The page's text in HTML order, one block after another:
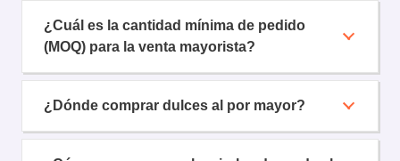
¿Cuál es la cantidad mínima de pedido
(MOQ) para la venta mayorista?
¿Dónde comprar dulces al por mayor?